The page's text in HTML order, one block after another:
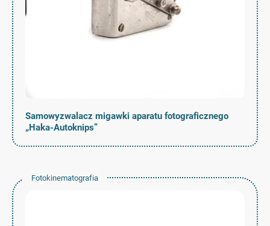
Samowyzwalacz migawki aparatu fotograficznego
„Haka-Autoknips”
Fotokinematografia